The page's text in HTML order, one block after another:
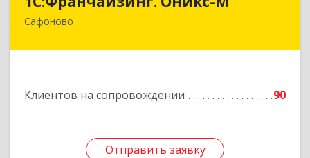
Сафоново
Клиентов на сопровождении 90
Отправить заявку
215500, Смоленская обл, Сафоновский р-н,
Отправить заявку